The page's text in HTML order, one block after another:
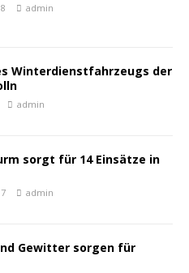
admin
Winterdienstfahrzeugs der
admin
sorgt für 14 Einsätze in
admin
Gewitter sorgen für